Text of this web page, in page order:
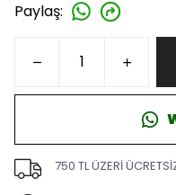
Paylaş:
750 TL ÜZERİ